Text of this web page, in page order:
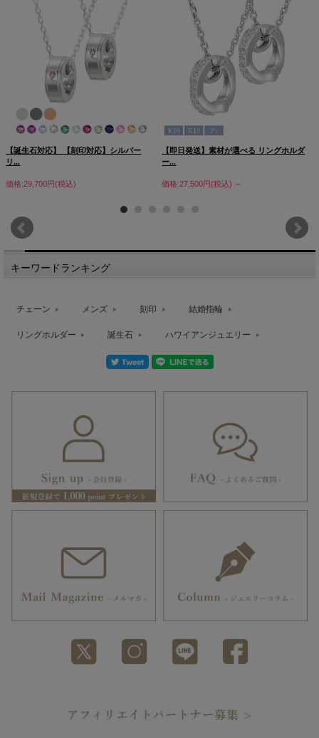
【誕生石対応】 【刻印対応】シルバー
リ...
価格:29,700円(税込)
【即日発送】素材が選べる リングホルダ
ー...
価格:27,500円(税込) ～
キーワードランキング
チェーン メンズ 刻印 結婚指輪
リングホルダー 誕生石 ハワイアンジュエリー